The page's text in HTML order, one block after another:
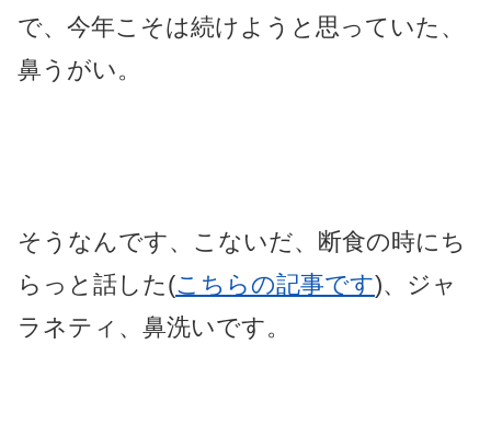
で、今年こそは続けようと思っていた、
鼻うがい。
そうなんです、こないだ、断食の時にち
らっと話した(こちらの記事です)、ジャ
ラネティ、鼻洗いです。